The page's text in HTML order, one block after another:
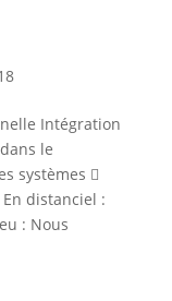
Intégration
le
systèmes 
distanciel :
: Nous